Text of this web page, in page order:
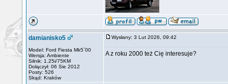
damianisko5
Model: Ford Fiesta Mk5`00
Wersja: Ambiente
Silnik: 1.25i/75KM
Dołączył: 06 Sie 2012
Posty: 526
Skąd: Kraków
Wysłany: 3 Lut 2026, 09:42
A z roku 2000 też Cię interesuje?